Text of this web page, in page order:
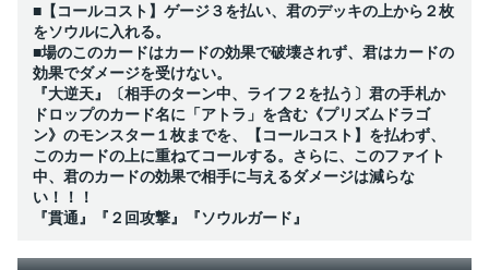
■【コールコスト】ゲージ３を払い、君のデッキの上から２枚
をソウルに入れる。
■場のこのカードはカードの効果で破壊されず、君はカードの
効果でダメージを受けない。
『大逆天』〔相手のターン中、ライフ２を払う〕君の手札か
ドロップのカード名に「アトラ」を含む《プリズムドラゴ
ン》のモンスター１枚までを、【コールコスト】を払わず、
このカードの上に重ねてコールする。さらに、このファイト
中、君のカードの効果で相手に与えるダメージは減らな
い！！！
『貫通』『２回攻撃』『ソウルガード』